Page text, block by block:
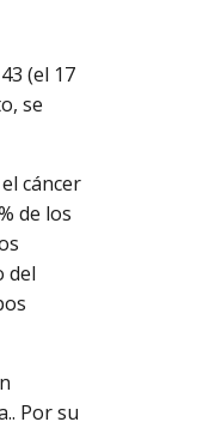
(el 17
se
cáncer
de los
del
Por su